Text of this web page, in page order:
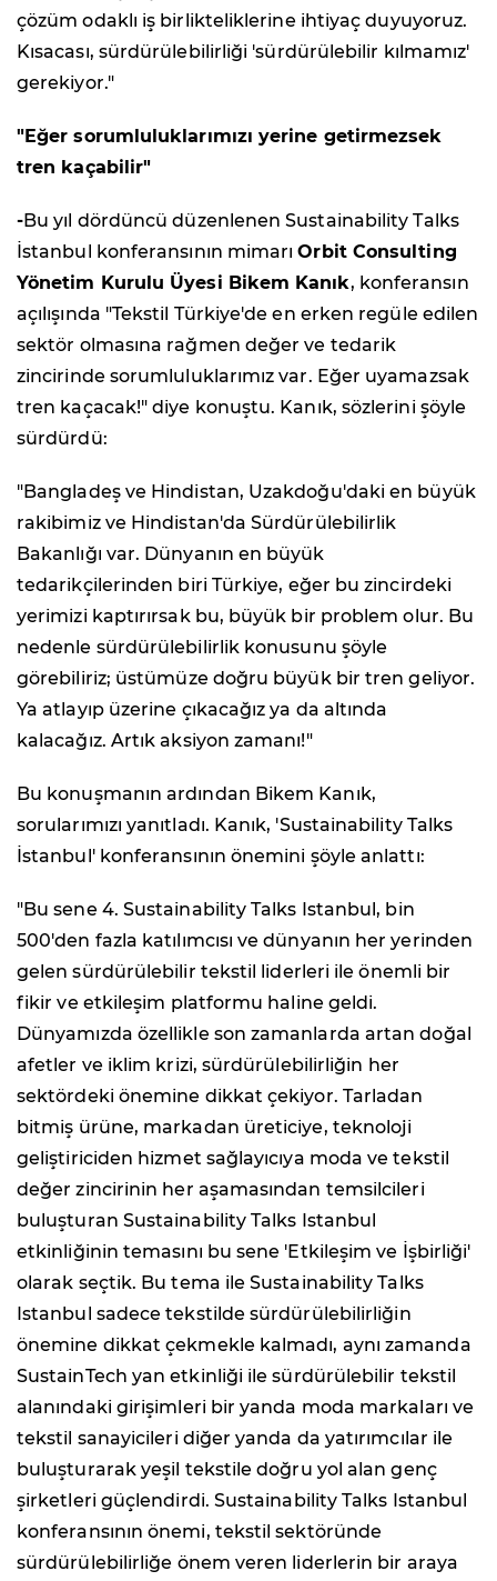
çözüm odaklı iş birlikteliklerine ihtiyaç duyuyoruz.
Kısacası, sürdürülebilirliği 'sürdürülebilir kılmamız'
gerekiyor."
"Eğer sorumluluklarımızı yerine getirmezsek
tren kaçabilir"
-Bu yıl dördüncü düzenlenen Sustainability Talks
İstanbul konferansının mimarıOrbit Consulting
Yönetim Kurulu Üyesi Bikem Kanık, konferansın
açılışında "Tekstil Türkiye'de en erken regüle edilen
sektör olmasına rağmen değer ve tedarik
zincirinde sorumluluklarımız var. Eğer uyamazsak
tren kaçacak!" diye konuştu. Kanık, sözlerini şöyle
sürdürdü:
"Bangladeş ve Hindistan, Uzakdoğu'daki en büyük
rakibimiz ve Hindistan'da Sürdürülebilirlik
Bakanlığı var. Dünyanın en büyük
tedarikçilerinden biri Türkiye, eğer bu zincirdeki
yerimizi kaptırırsak bu, büyük bir problem olur. Bu
nedenle sürdürülebilirlik konusunu şöyle
görebiliriz; üstümüze doğru büyük bir tren geliyor.
Ya atlayıp üzerine çıkacağız ya da altında
kalacağız. Artık aksiyon zamanı!"
Bu konuşmanın ardından Bikem Kanık,
sorularımızı yanıtladı. Kanık, 'Sustainability Talks
İstanbul' konferansının önemini şöyle anlattı:
"Bu sene 4. Sustainability Talks Istanbul, bin
500'den fazla katılımcısı ve dünyanın her yerinden
gelen sürdürülebilir tekstil liderleri ile önemli bir
fikir ve etkileşim platformu haline geldi.
Dünyamızda özellikle son zamanlarda artan doğal
afetler ve iklim krizi, sürdürülebilirliğin her
sektördeki önemine dikkat çekiyor. Tarladan
bitmiş ürüne, markadan üreticiye, teknoloji
geliştiriciden hizmet sağlayıcıya moda ve tekstil
değer zincirinin her aşamasından temsilcileri
buluşturan Sustainability Talks Istanbul
etkinliğinin temasını bu sene 'Etkileşim ve İşbirliği'
olarak seçtik. Bu tema ile Sustainability Talks
Istanbul sadece tekstilde sürdürülebilirliğin
önemine dikkat çekmekle kalmadı, aynı zamanda
SustainTech yan etkinliği ile sürdürülebilir tekstil
alanındaki girişimleri bir yanda moda markaları ve
tekstil sanayicileri diğer yanda da yatırımcılar ile
buluşturarak yeşil tekstile doğru yol alan genç
şirketleri güçlendirdi. Sustainability Talks Istanbul
konferansının önemi, tekstil sektöründe
sürdürülebilirliğe önem veren liderlerin bir araya